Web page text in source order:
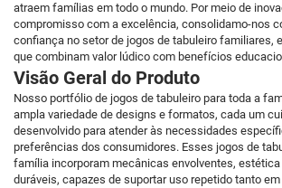
atraem famílias em todo o mundo. Por meio de
compromisso com a excelência, consolidamo-nos
confiança no setor de jogos de tabuleiro familiares,
que combinam valor lúdico com benefícios
Visão Geral do Produto
Nosso portfólio de jogos de tabuleiro para toda a
ampla variedade de designs e formatos, cada um
desenvolvido para atender às necessidades
preferências dos consumidores. Esses jogos de
família incorporam mecânicas envolventes,
duráveis, capazes de suportar uso repetido tanto